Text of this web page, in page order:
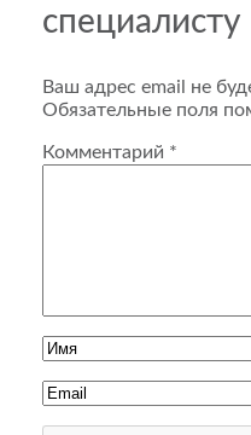
специалисту
Ваш адрес email не
Обязательные поля
Комментарий *